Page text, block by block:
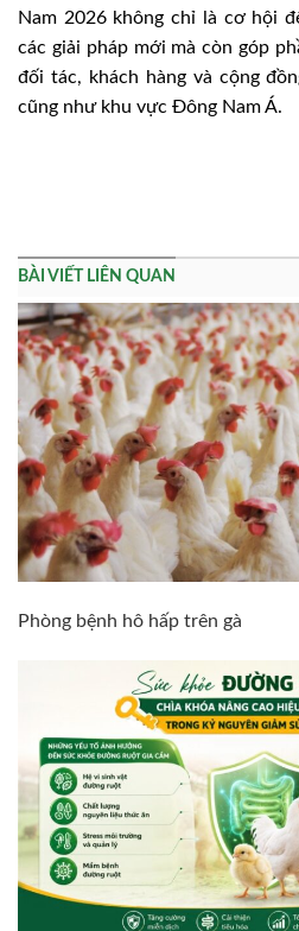
Nam 2026 không chỉ là cơ hội
các giải pháp mới mà còn góp
đối tác, khách hàng và cộng
cũng như khu vực Đông Nam Á.
BÀI VIẾT LIÊN QUAN
Phòng bệnh hô hấp trên gà